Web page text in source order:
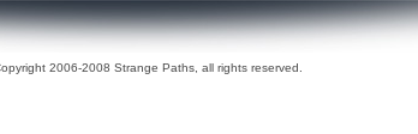
2006-2008 Strange Paths, all rights reserved.